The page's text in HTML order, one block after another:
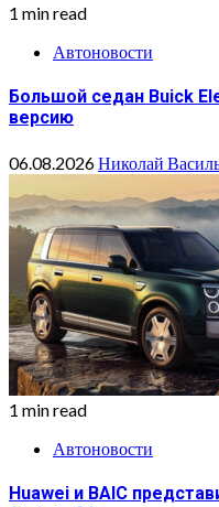
1 min read
Автоновости
Большой седан Buick
версию
06.08.2026Николай
1 min read
Автоновости
Huawei и BAIC